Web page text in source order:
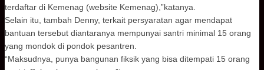
terdaftar di Kemenag (website Kemenag),”katanya.
Selain itu, tambah Denny, terkait persyaratan agar mendapat
bantuan tersebut diantaranya mempunyai santri minimal 15 orang
yang mondok di pondok pesantren.
“Maksudnya, punya bangunan fiksik yang bisa ditempati 15 orang